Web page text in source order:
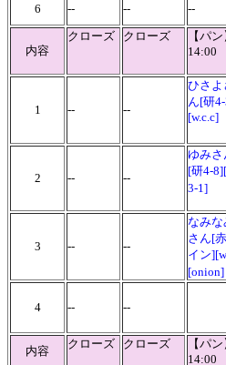
6 -- -- --
内容
クローズ クローズ
【パン
14:00
1 -- --
ひさよ
ん[研
[w.c.c]
2 -- --
ゆみさ
[研4-
3-1]
3 -- --
なみな
さん[
イン
[onion]
4 -- --
内容
クローズ クローズ
【パン
14:00